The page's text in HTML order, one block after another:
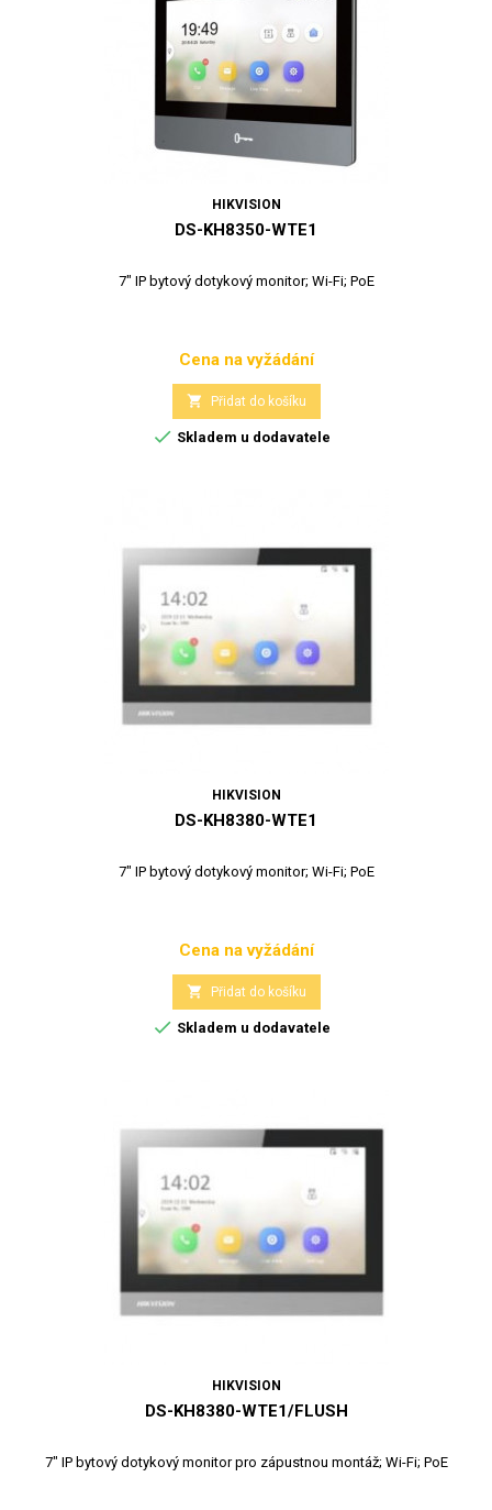
HIKVISION
DS-KH8350-WTE1
7" IP bytový dotykový monitor; Wi-Fi; PoE
Cena
Cena na vyžádání
 Přidat do košíku
 Skladem u dodavatele
HIKVISION
DS-KH8380-WTE1
7" IP bytový dotykový monitor; Wi-Fi; PoE
Cena
Cena na vyžádání
 Přidat do košíku
 Skladem u dodavatele
HIKVISION
DS-KH8380-WTE1/FLUSH
7" IP bytový dotykový monitor pro zápustnou montáž; Wi-Fi; PoE